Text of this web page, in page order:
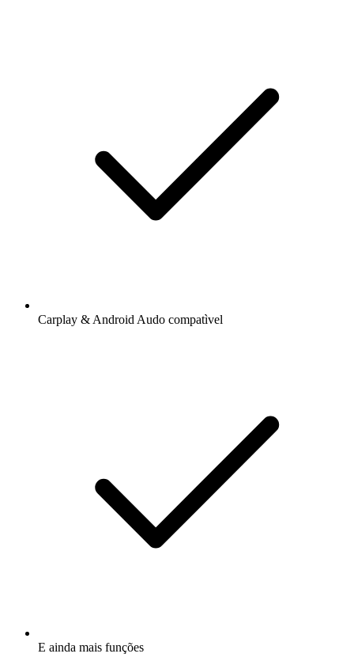
Carplay & Android Audo compatìvel
E ainda mais funções